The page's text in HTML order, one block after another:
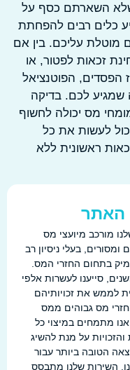
כסף על
רבים להפחתת
עליכם. בין אם
לפטור, או
הפוטנציאל
לכם. בדיקה
יכולה לחשוף
את כל
ללא
מיועצי מס
בעלי ניסיון רב
החזרי המס.
לעשרות אלפי
את זכויותיהם
מס גבוהים ממס
במיצוי כל
על מנת להשיג
ביותר עבור
שלנו מתבסס